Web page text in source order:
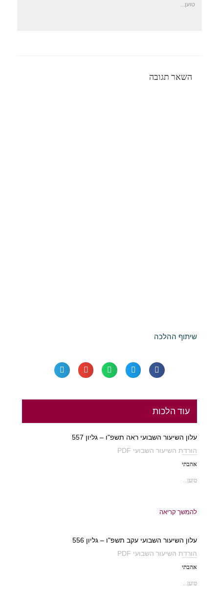
טוען...
השאר תגובה
שיתוף ההלכה
עוד הלכות
עלון השיעור השבועי ראה תשפ"ו – גליון 557
הורדת השיעור השבועי PDF
אהבתי
טוען...
להמשך קריאה
עלון השיעור השבועי עקב תשפ"ו – גליון 556
הורדת השיעור השבועי PDF
אהבתי
טוען...